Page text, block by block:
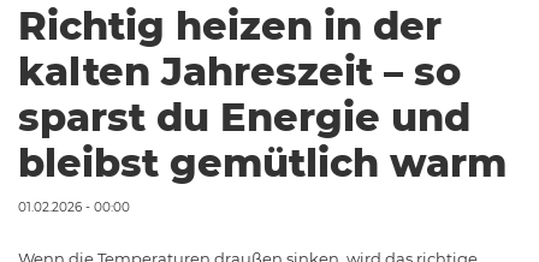
Richtig heizen in der
kalten Jahreszeit – so
sparst du Energie und
bleibst gemütlich warm
01.02.2026 - 00:00